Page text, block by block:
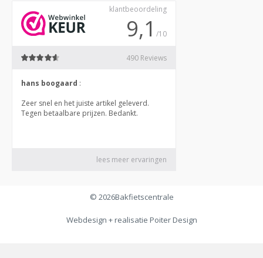
© 2026Bakfietscentrale
Webdesign + realisatie Poiter Design